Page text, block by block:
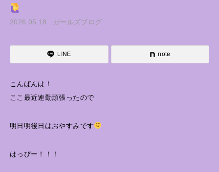
2026.05.18 ガールズブログ
LINE note
こんばんは！
ここ最近連勤頑張ったので
明日明後日はおやすみです
はっぴー！！！